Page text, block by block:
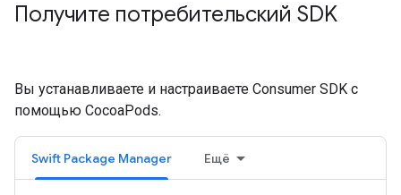
Получите потребительский SDK
Вы устанавливаете и настраиваете Consumer SDK с
помощью CocoaPods.
Swift Package Manager Ещё